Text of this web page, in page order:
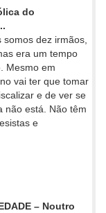
do
dez irmãos,
era um tempo
Mesmo em
vai ter que tomar
e de ver se
não está. Não têm
e
– Noutro